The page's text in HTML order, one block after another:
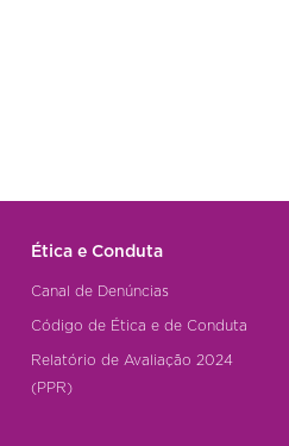
Ética e Conduta
Canal de Denúncias
Código de Ética e de Conduta
Relatório de Avaliação 2024
(PPR)